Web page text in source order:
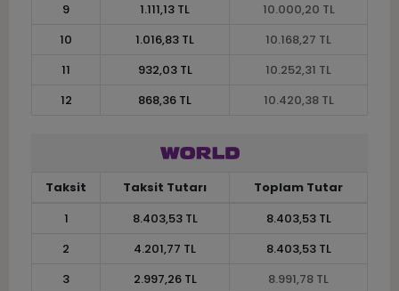
9
1.111,13 TL
10.000,20 TL
10
1.016,83 TL
10.168,27 TL
11
932,03 TL
10.252,31 TL
12
868,36 TL 10.420,38 TL
Taksit Taksit Tutarı
Toplam Tutar
1
8.403,53 TL
8.403,53 TL
2
4.201,77 TL
8.403,53 TL
3
2.997,26 TL
8.991,78 TL